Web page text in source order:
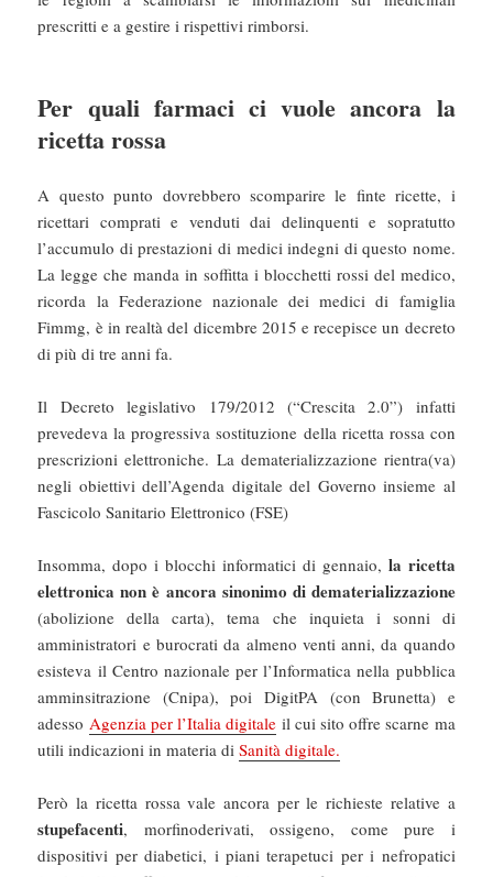
prescritti e a gestire i rispettivi rimborsi.
Per quali farmaci ci vuole ancora la
ricetta rossa
A questo punto dovrebbero scomparire le finte ricette, i
ricettari comprati e venduti dai delinquenti e sopratutto
l’accumulo di prestazioni di medici indegni di questo nome.
La legge che manda in soffitta i blocchetti rossi del medico,
ricorda la Federazione nazionale dei medici di famiglia
Fimmg, è in realtà del dicembre 2015 e recepisce un decreto
di più di tre anni fa.
Il Decreto legislativo 179/2012 (“Crescita 2.0”) infatti
prevedeva la progressiva sostituzione della ricetta rossa con
prescrizioni elettroniche. La dematerializzazione rientra(va)
negli obiettivi dell’Agenda digitale del Governo insieme al
Fascicolo Sanitario Elettronico (FSE)
Insomma, dopo i blocchi informatici di gennaio, la ricetta
elettronica non è ancora sinonimo di dematerializzazione
(abolizione della carta), tema che inquieta i sonni di
amministratori e burocrati da almeno venti anni, da quando
esisteva il Centro nazionale per l’Informatica nella pubblica
amminsitrazione (Cnipa), poi DigitPA (con Brunetta) e
adesso Agenzia per l’Italia digitale il cui sito offre scarne ma
utili indicazioni in materia diSanità digitale.
Però la ricetta rossa vale ancora per le richieste relative a
stupefacenti, morfinoderivati, ossigeno, come pure i
dispositivi per diabetici, i piani terapetuci per i nefropatici